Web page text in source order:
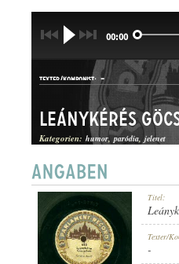
00:00
TEXTER/KOMPONIST: -
HUMOROS JELENET
Leánykérés
Kategorien: humor paródia jelenet
Titel:
Texter/
-